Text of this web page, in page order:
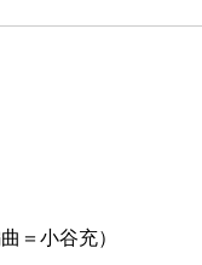
＝小谷充）